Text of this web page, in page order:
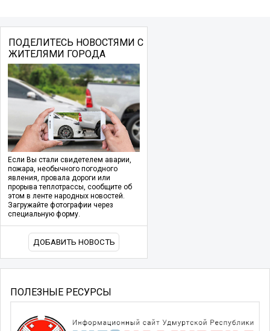
ПОДЕЛИТЕСЬ НОВОСТЯМИ С
ЖИТЕЛЯМИ ГОРОДА
Если Вы стали свидетелем аварии,
пожара, необычного погодного
явления, провала дороги или
прорыва теплотрассы, сообщите об
этом в ленте народных новостей.
Загружайте фотографии через
специальную форму.
ДОБАВИТЬ НОВОСТЬ
ПОЛЕЗНЫЕ РЕСУРСЫ